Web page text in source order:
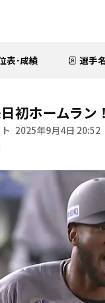
表･成績 選手
初ホームラ
2025年9月4日 20:52